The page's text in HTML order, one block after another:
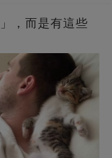
，而是有這些